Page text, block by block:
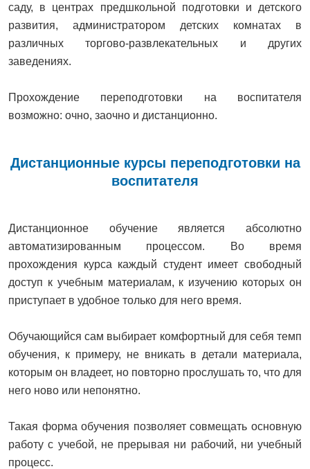
саду, в центрах предшкольной подготовки и детского
развития, администратором детских комнатах в
различных торгово-развлекательных и других
заведениях.
Прохождение переподготовки на воспитателя
возможно: очно, заочно и дистанционно.
Дистанционные курсы переподготовки на
воспитателя
Дистанционное обучение является абсолютно
автоматизированным процессом. Во время
прохождения курса каждый студент имеет свободный
доступ к учебным материалам, к изучению которых он
приступает в удобное только для него время.
Обучающийся сам выбирает комфортный для себя темп
обучения, к примеру, не вникать в детали материала,
которым он владеет, но повторно прослушать то, что для
него ново или непонятно.
Такая форма обучения позволяет совмещать основную
работу с учебой, не прерывая ни рабочий, ни учебный
процесс.